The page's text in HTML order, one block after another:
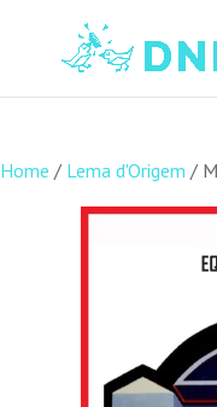
Home / Lema d'Origem /